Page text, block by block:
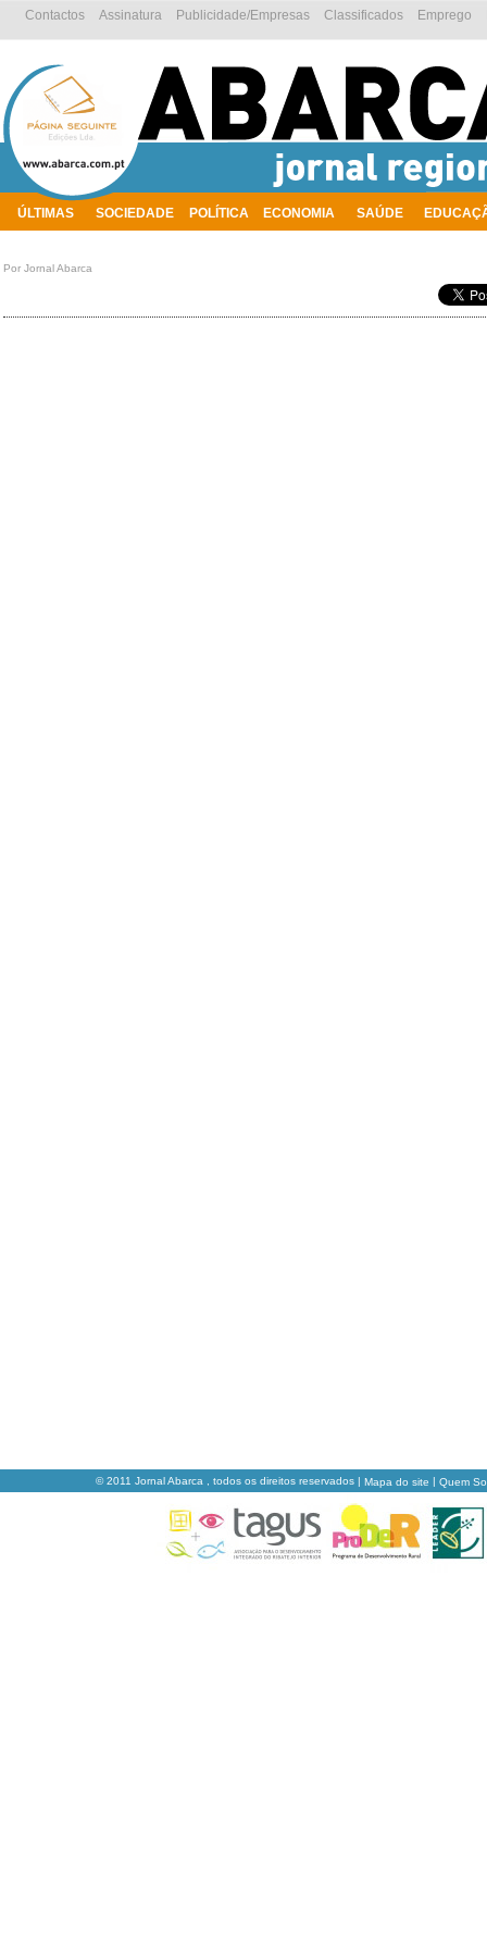
ÚLTIMAS SOCIEDADE POLÍTICA ECONOMIA SAÚDE
Emprego
Classificados
Publicidade/Empresas
Assinatura
Contactos
Por Jornal Abarca
© 2011 Jornal Abarca , todos os direitos reservados | Mapa do site | Quem